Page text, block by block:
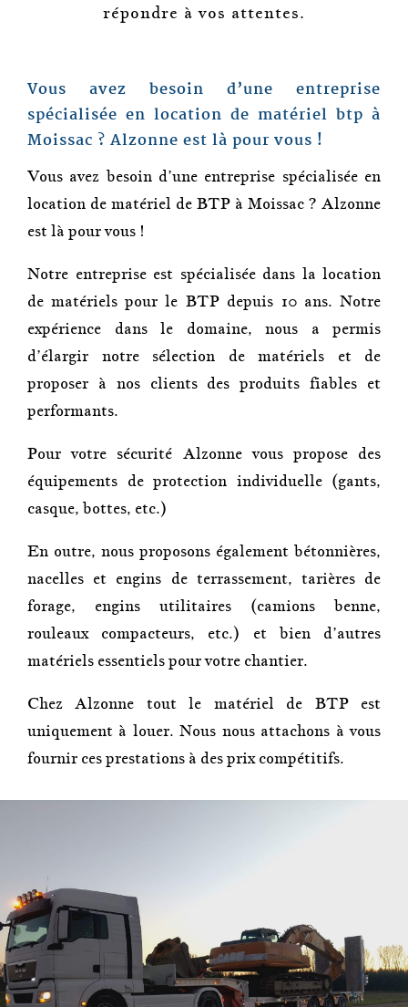
répondre à vos attentes.
Vous avez besoin d’une entreprise
spécialisée en location de matériel btp à
Moissac ? Alzonne est là pour vous !
Vous avez besoin d’une entreprise spécialisée en
location de matériel de BTP à Moissac ? Alzonne
est là pour vous !
Notre entreprise est spécialisée dans la location
de matériels pour le BTP depuis 10 ans. Notre
expérience dans le domaine, nous a permis
d’élargir notre sélection de matériels et de
proposer à nos clients des produits fiables et
performants.
Pour votre sécurité Alzonnevous propose des
équipements de protection individuelle (gants,
casque, bottes, etc.)
En outre, nous proposons également bétonnières,
nacelles et engins de terrassement, tarières de
forage, engins utilitaires (camions benne,
rouleaux compacteurs, etc.) et bien d’autres
matériels essentiels pour votre chantier.
ChezAlzonne tout le matériel de BTP est
uniquement à louer. Nous nous attachons à vous
fournir ces prestations à des prix compétitifs.